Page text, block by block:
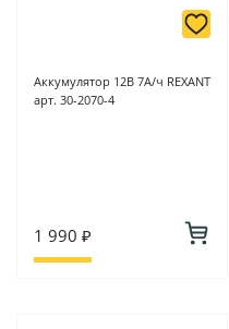
Аккумулятор 12В 7А/ч REXANT
арт. 30-2070-4
1 990 ₽